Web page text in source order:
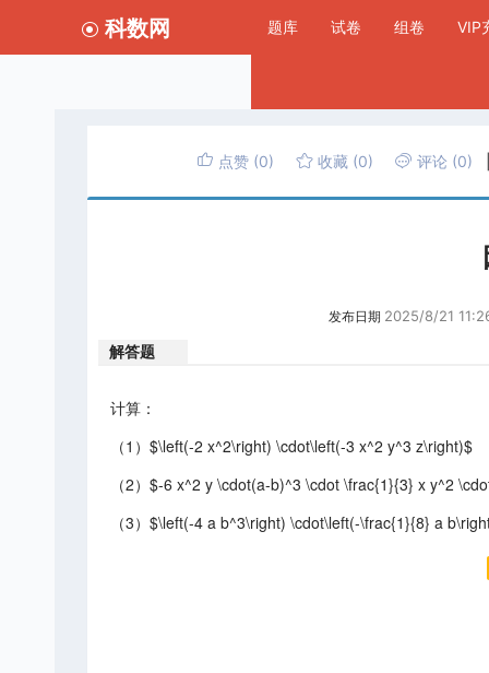
科数网 题库 试卷 组卷 VIP
点赞 (0) 收藏 (0) 评论 (0)
发布日期 2025/8/21
解答题
计算：
（1）$\left(-2 x^2\right) \cdot\left(-3 x^2 y^3 z\right)$
（2）$-6 x^2 y \cdot(a-b)^3 \cdot \frac{1}{3} x y^2
（3）$\left(-4 a b^3\right) \cdot\left(-\frac{1}{8} a